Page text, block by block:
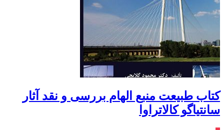
کتاب طبیعت منبع الهام بررسی و نقد آثار
سانتیاگو کالاتراوا